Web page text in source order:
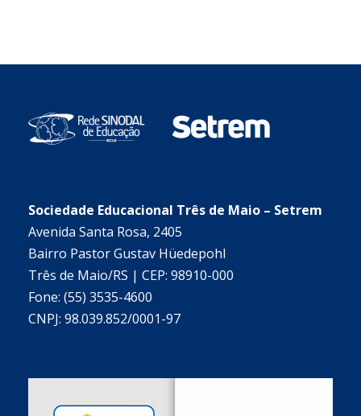
Sociedade Educacional Três de Maio – Setrem
Avenida Santa Rosa, 2405
Bairro Pastor Gustav Hüedepohl
Três de Maio/RS | CEP: 98910-000
Fone: (55) 3535-4600
CNPJ: 98.039.852/0001-97